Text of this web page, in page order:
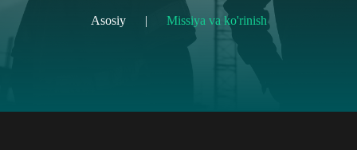
Asosiy | Missiya va ko'rinish